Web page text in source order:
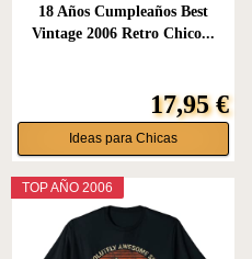
18 Años Cumpleaños Best
Vintage 2006 Retro Chico...
17,95 €
Ideas para Chicas
TOP AÑO 2006